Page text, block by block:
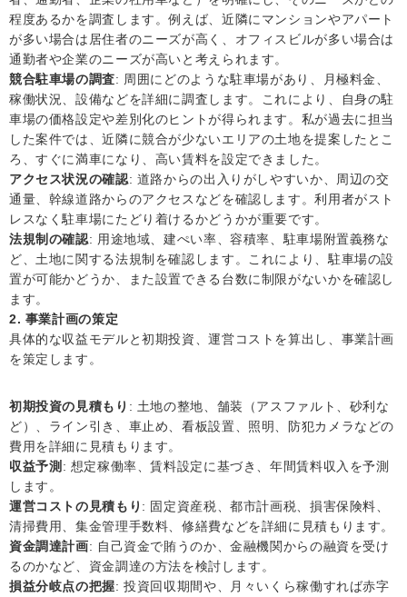
程度あるかを調査します。例えば、近隣にマンションやアパート
が多い場合は居住者のニーズが高く、オフィスビルが多い場合は
通勤者や企業のニーズが高いと考えられます。
競合駐車場の調査: 周囲にどのような駐車場があり、月極料金、
稼働状況、設備などを詳細に調査します。これにより、自身の駐
車場の価格設定や差別化のヒントが得られます。私が過去に担当
した案件では、近隣に競合が少ないエリアの土地を提案したとこ
ろ、すぐに満車になり、高い賃料を設定できました。
アクセス状況の確認: 道路からの出入りがしやすいか、周辺の交
通量、幹線道路からのアクセスなどを確認します。利用者がスト
レスなく駐車場にたどり着けるかどうかが重要です。
法規制の確認: 用途地域、建ぺい率、容積率、駐車場附置義務な
ど、土地に関する法規制を確認します。これにより、駐車場の設
置が可能かどうか、また設置できる台数に制限がないかを確認し
ます。
2. 事業計画の策定
具体的な収益モデルと初期投資、運営コストを算出し、事業計画
を策定します。
初期投資の見積もり : 土地の整地、舗装（アスファルト、砂利な
ど）、ライン引き、車止め、看板設置、照明、防犯カメラなどの
費用を詳細に見積もります。
収益予測 : 想定稼働率、賃料設定に基づき、年間賃料収入を予測
します。
運営コストの見積もり : 固定資産税、都市計画税、損害保険料、
清掃費用、集金管理手数料、修繕費などを詳細に見積もります。
資金調達計画: 自己資金で賄うのか、金融機関からの融資を受け
るのかなど、資金調達の方法を検討します。
損益分岐点の把握: 投資回収期間や、月々いくら稼働すれば赤字